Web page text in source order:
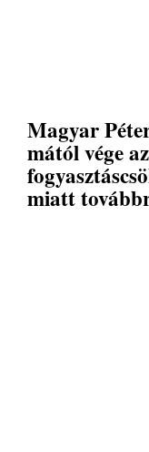
Magyar
mától vége
miatt